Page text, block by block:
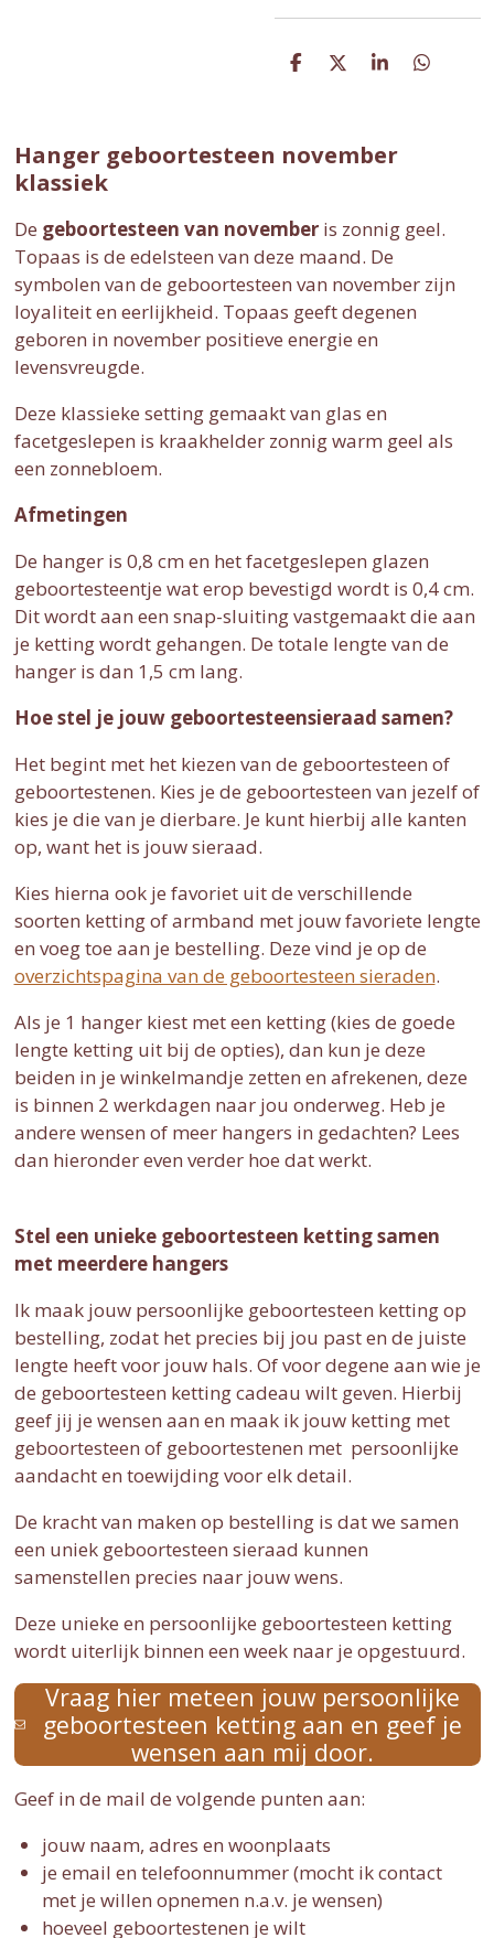
D
n
D
S
e
D
Hanger geboortesteen november
klassiek
De geboortesteen van novemberis zonnig geel.
Topaas is de edelsteen van deze maand. De
symbolen van de geboortesteen van november zijn
loyaliteit en eerlijkheid. Topaas geeft degenen
geboren in november positieve energie en
levensvreugde.
Deze klassieke setting gemaakt van glas en
facetgeslepen is kraakhelder zonnig warm geel als
een zonnebloem.
Afmetingen
De hanger is 0,8 cm en het facetgeslepen glazen
geboortesteentje wat erop bevestigd wordt is 0,4 cm.
Dit wordt aan een snap-sluiting vastgemaakt die aan
je ketting wordt gehangen. De totale lengte van de
hanger is dan 1,5 cm lang.
Hoe stel je jouw geboortesteensieraad samen?
Het begint met het kiezen van de geboortesteen of
geboortestenen. Kies je de geboortesteen van jezelf of
kies je die van je dierbare. Je kunt hierbij alle kanten
op, want het is jouw sieraad.
Kies hierna ook je favoriet uit de verschillende
soorten ketting of armband met jouw favoriete lengte
en voeg toe aan je bestelling. Deze vind je op de
overzichtspagina van de geboortesteen sieraden.
Als je 1 hanger kiest met een ketting (kies de goede
lengte ketting uit bij de opties), dan kun je deze
beiden in je winkelmandje zetten en afrekenen, deze
is binnen 2 werkdagen naar jou onderweg. Heb je
andere wensen of meer hangers in gedachten? Lees
dan hieronder even verder hoe dat werkt.
Stel een unieke geboortesteen ketting samen
met meerdere hangers
Ik maak jouw persoonlijke geboortesteen ketting op
bestelling, zodat het precies bij jou past en de juiste
lengte heeft voor jouw hals. Of voor degene aan wie je
de geboortesteen ketting cadeau wilt geven. Hierbij
geef jij je wensen aan en maak ik jouw ketting met
geboortesteen of geboortestenen met persoonlijke
aandacht en toewijding voor elk detail.
De kracht van maken op bestelling is dat we samen
een uniek geboortesteen sieraad kunnen
samenstellen precies naar jouw wens.
Deze unieke en persoonlijke geboortesteen ketting
wordt uiterlijk binnen een week naar je opgestuurd.
Vraag hier meteen jouw persoonlijke
geboortesteen ketting aan en geef je
wensen aan mij door.
Geef in de mail de volgende punten aan:
jouw naam, adres en woonplaats
je email en telefoonnummer (mocht ik contact
met je willen opnemen n.a.v. je wensen)
hoeveel geboortestenen je wilt